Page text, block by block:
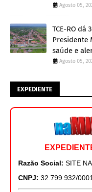
Agosto 05,
TCE-RO dá
Presidente
saúde e
Agosto 05,
EXPEDIENTE
Razão Social: SITE
CNPJ: 32.799.932/